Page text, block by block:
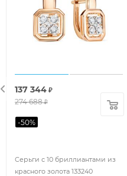
Серьги с 10 бриллиантами из
красного золота 133240
137 344 ₽
274 688₽
-50%